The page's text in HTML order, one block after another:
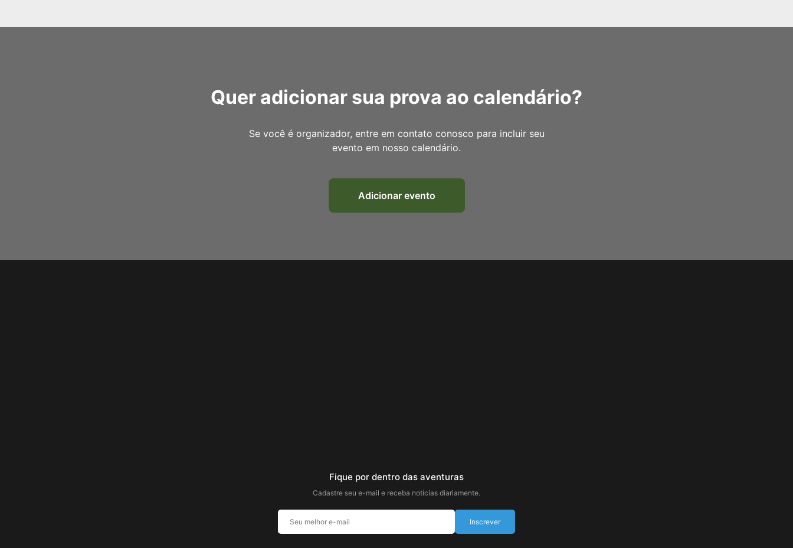
Quer adicionar sua prova ao calendário?
Se você é organizador, entre em contato conosco para incluir seu
evento em nosso calendário.
Adicionar evento
Fique por dentro das aventuras
Cadastre seu e-mail e receba notícias diariamente.
Inscrever